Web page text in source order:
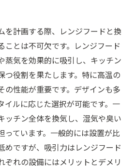
？ライフスタイルに合った換
秘訣！レンジフードと換気扇
を解説
イフを手に入れる！最適な換
方法
を計画する際、レンジフードと換
ことは不可欠です。レンジフード
蒸気を効果的に吸引し、キッチン
つ役割を果たします。特に高温の
の性能が重要です。デザインも多
イルに応じた選択が可能です。一
ッチン全体を換気し、湿気や臭い
っています。一般的には設置が比
めですが、吸引力はレンジフード
ぞれの設備にはメリットとデメリ